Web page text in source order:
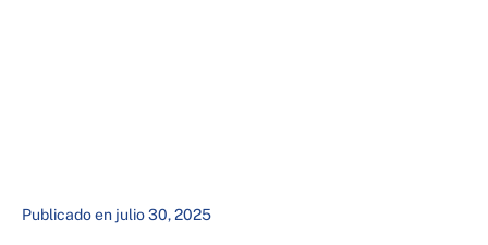
Publicado en julio 30, 2025